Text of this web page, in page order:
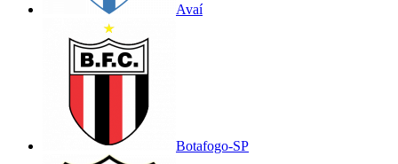
Avaí
Botafogo-SP